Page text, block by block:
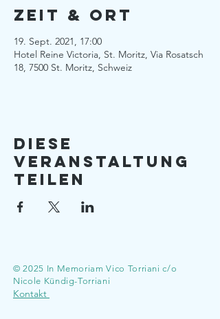
Zeit & Ort
19. Sept. 2021, 17:00
Hotel Reine Victoria, St. Moritz, Via Rosatsch
18, 7500 St. Moritz, Schweiz
Diese
Veranstaltung
teilen
© 2025 In Memoriam Vico Torriani c/o
Nicole Kündig-Torriani
Kontakt